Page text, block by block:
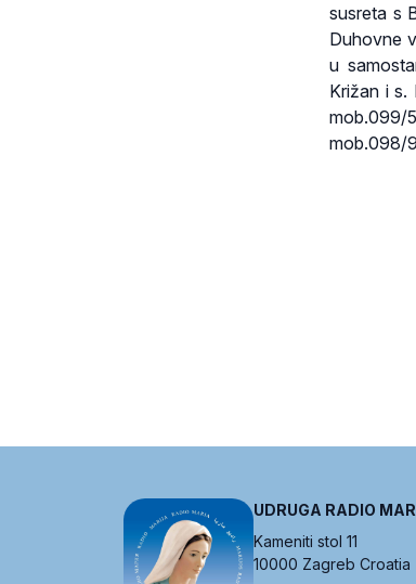
susreta s
Duhovne
u
Križan i s.
mob.099/
mob.098/
UDRUGA RADIO
Kameniti stol 11
10000 Zagreb Croatia